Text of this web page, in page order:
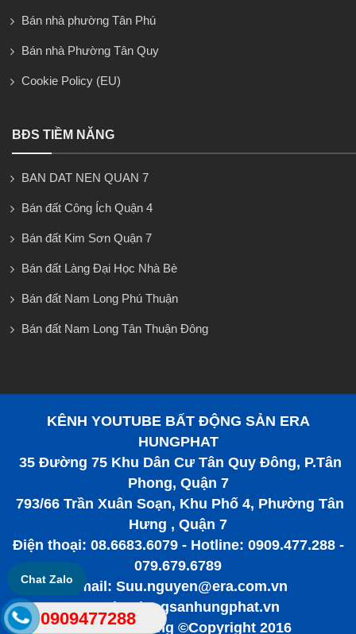
Bán nhà phường Tân Phú
Bán nhà Phường Tân Quy
Cookie Policy (EU)
BĐS TIỀM NĂNG
BAN DAT NEN QUAN 7
Bán đất Công Ích Quận 4
Bán đất Kim Sơn Quận 7
Bán đất Làng Đại Học Nhà Bè
Bán đất Nam Long Phú Thuận
Bán đất Nam Long Tân Thuận Đông
KÊNH YOUTUBE BẤT ĐỘNG SẢN ERA
HUNGPHAT
35 Đường 75 Khu Dân Cư Tân Quy Đông, P.Tân
Phong, Quận 7
793/66 Trần Xuân Soạn, Khu Phố 4, Phường Tân
Hưng , Quận 7
Điện thoại: 08.6683.6079 - Hotline: 0909.477.288 -
079.679.6789
Email: Suu.nguyen@era.com.vn
www.batdongsanhungphat.vn
Bất động sản tiềm năng ©Copyright 2016
Chat Zalo
0909477288